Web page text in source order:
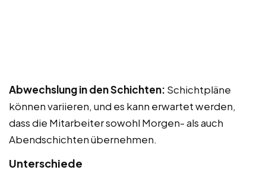
Abwechslung in den Schichten: Schichtpläne
können variieren, und es kann erwartet werden,
dass die Mitarbeiter sowohl Morgen- als auch
Abendschichten übernehmen.
Unterschiede